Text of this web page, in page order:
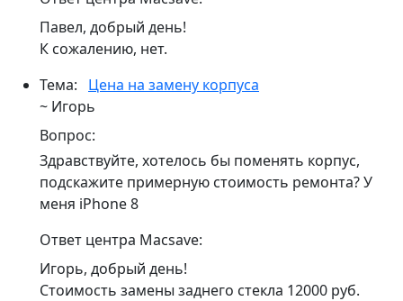
Павел, добрый день!
К сожалению, нет.
Тема:
Цена на замену корпуса
~ Игорь
Вопрос:
Здравствуйте, хотелось бы поменять корпус,
подскажите примерную стоимость ремонта? У
меня iPhone 8
Ответ центра Macsave:
Игорь, добрый день!
Стоимость замены заднего стекла 12000 руб.